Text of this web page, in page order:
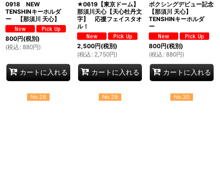
0918 NEW
TENSHINキーホルダ
ー 【那須川 天心】
800円(税別)
(税込 : 880円)
カートに入れる
★0619【東京ドーム】
那須川天心【天心牡丹文
字】 応援フェイスタオ
ル！
2,500円(税別)
(税込 : 2,750円)
カートに入れる
ボクシングデビュー記念
【那須川 天心】
TENSHINキーホルダ
ー
800円(税別)
(税込 : 880円)
カートに入れる
No.28 No.29 No.30